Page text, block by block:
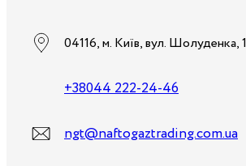
04116, м. Київ, вул. Шолуденка, 1
+38044 222-24-46
ngt@naftogaztrading.com.ua